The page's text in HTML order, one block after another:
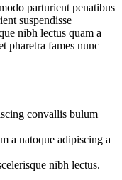
parturient penatibus
suspendisse
nibh lectus quam a
pharetra fames nunc
convallis bulum
a natoque adipiscing a
nibh lectus.